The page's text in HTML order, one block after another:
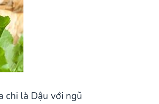
chi là Dậu với ngũ